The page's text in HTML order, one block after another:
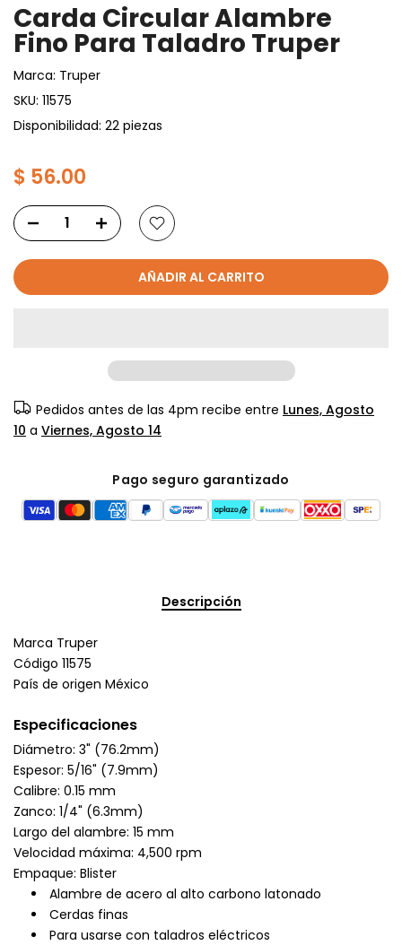
Carda Circular Alambre
Fino Para Taladro Truper
Marca: Truper
SKU: 11575
Disponibilidad: 22 piezas
$ 56.00
AÑADIR AL CARRITO
Pedidos antes de las 4pm recibe entre Lunes, Agosto
10 a Viernes, Agosto 14
Pago seguro garantizado
Descripción
Marca Truper
Código 11575
País de origen México
Especificaciones
Diámetro: 3" (76.2mm)
Espesor: 5/16" (7.9mm)
Calibre: 0.15 mm
Zanco: 1/4" (6.3mm)
Largo del alambre: 15 mm
Velocidad máxima: 4,500 rpm
Empaque: Blister
Alambre de acero al alto carbono latonado
Cerdas finas
Para usarse con taladros eléctricos